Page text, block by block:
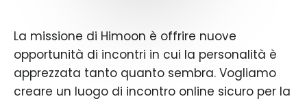
La missione di Himoon è offrire nuove
opportunità di incontri in cui la personalità è
apprezzata tanto quanto sembra. Vogliamo
creare un luogo di incontro online sicuro per la